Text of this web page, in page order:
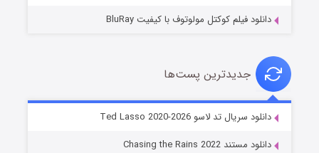
خاندان اژدها فصل ۳
دانلود فیلم کوکتل مولوتوف با کیفیت BluRay
جدیدترین پست‌ها
دانلود سریال تد لاسو Ted Lasso 2020-2026
دانلود مستند Chasing the Rains 2022